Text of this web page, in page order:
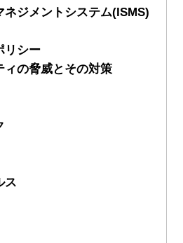
ジメントシステム(ISMS)
リシー
ィの脅威とその対策
ス